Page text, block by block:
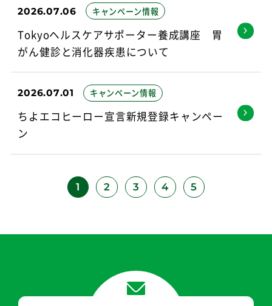
2026.07.06 キャンペーン情報
Tokyoヘルスケアサポーター養成講座 胃
がん健診と消化器疾患について
2026.07.01 キャンペーン情報
ちよエコヒーロー宣言新規登録キャンペー
ン
1 2 3 4 5